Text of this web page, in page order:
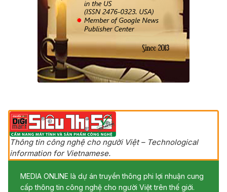
Thông tin công nghệ cho người Việt – Technological
information for Vietnamese.
MEDIA ONLINE là dự án truyền thông phi lợi nhuận cung
cấp thông tin công nghệ cho người Việt trên thế giới.